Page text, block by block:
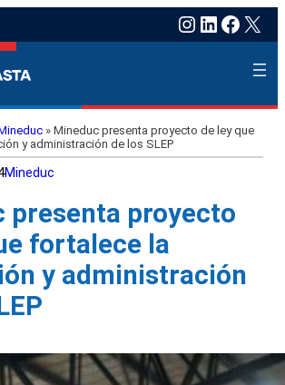
Instagram
LinkedIn
X
» Mineduc presenta proyecto de ley que
y administración de los SLEP
Mineduc
presenta proyecto
fortalece la
y administración